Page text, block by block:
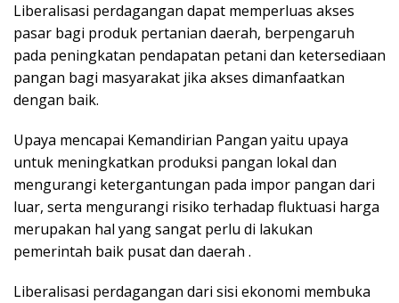
Liberalisasi perdagangan dapat memperluas akses
pasar bagi produk pertanian daerah, berpengaruh
pada peningkatan pendapatan petani dan ketersediaan
pangan bagi masyarakat jika akses dimanfaatkan
dengan baik.
Upaya mencapai Kemandirian Pangan yaitu upaya
untuk meningkatkan produksi pangan lokal dan
mengurangi ketergantungan pada impor pangan dari
luar, serta mengurangi risiko terhadap fluktuasi harga
merupakan hal yang sangat perlu di lakukan
pemerintah baik pusat dan daerah .
Liberalisasi perdagangan dari sisi ekonomi membuka